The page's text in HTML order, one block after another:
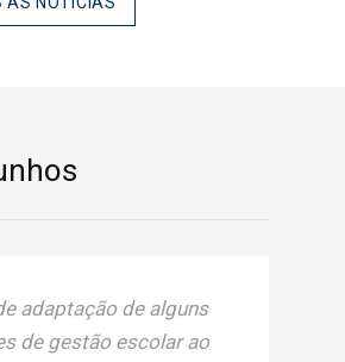
adaptação de alguns
de gestão escolar ao